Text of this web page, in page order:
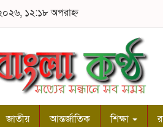
১২:১৮ অপরাহ্ন
জাতীয় আন্তর্জাতিক শিক্ষা